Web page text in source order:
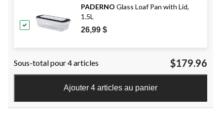
PADERNO Glass Loaf Pan with Lid,
1.5L
26,99 $
Sous-total pour 4 articles $179.96
Ajouter 4 articles au panier